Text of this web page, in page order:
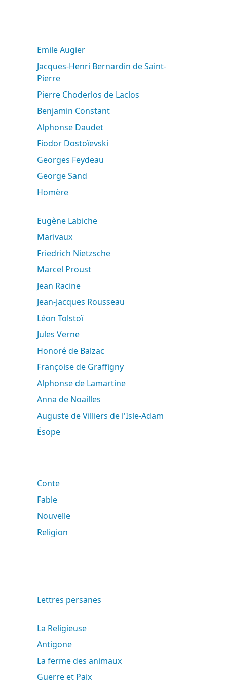
Emile Augier
Jacques-Henri Bernardin de Saint-
Pierre
Pierre Choderlos de Laclos
Benjamin Constant
Alphonse Daudet
Fiodor Dostoïevski
Georges Feydeau
George Sand
Homère
Eugène Labiche
Marivaux
Friedrich Nietzsche
Marcel Proust
Jean Racine
Jean-Jacques Rousseau
Léon Tolstoï
Jules Verne
Honoré de Balzac
Françoise de Graffigny
Alphonse de Lamartine
Anna de Noailles
Auguste de Villiers de l'Isle-Adam
Ésope
Conte
Fable
Nouvelle
Religion
Lettres persanes
La Religieuse
Antigone
La ferme des animaux
Guerre et Paix